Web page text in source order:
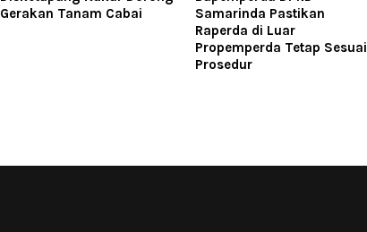
Gerakan Tanam Cabai
Samarinda Pastikan
Raperda di Luar
Propemperda Tetap Sesuai
Prosedur